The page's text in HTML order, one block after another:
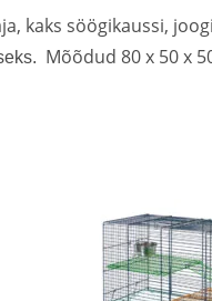
kaks söögikaussi,
Mõõdud 80 x 50 x